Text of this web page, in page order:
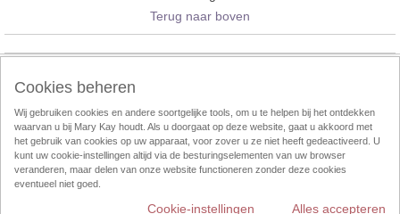
Terug naar boven
Cookies beheren Impressum Contact eCatalogus Online Agreement
Gebruikersvorwaarden
InTouch Consultant Locator
Cookies beheren
Wij gebruiken cookies en andere soortgelijke tools, om u te helpen bij het ontdekken
waarvan u bij Mary Kay houdt. Als u doorgaat op deze website, gaat u akkoord met
het gebruik van cookies op uw apparaat, voor zover u ze niet heeft gedeactiveerd. U
kunt uw cookie-instellingen altijd via de besturingselementen van uw browser
veranderen, maar delen van onze website functioneren zonder deze cookies
eventueel niet goed.
Alles accepteren
Cookie-instellingen